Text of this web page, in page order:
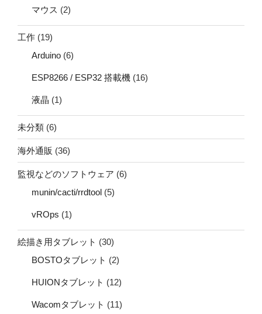
マウス (2)
工作 (19)
Arduino (6)
ESP8266 / ESP32 搭載機 (16)
液晶 (1)
未分類 (6)
海外通販 (36)
監視などのソフトウェア (6)
munin/cacti/rrdtool (5)
vROps (1)
絵描き用タブレット (30)
BOSTOタブレット (2)
HUIONタブレット (12)
Wacomタブレット (11)